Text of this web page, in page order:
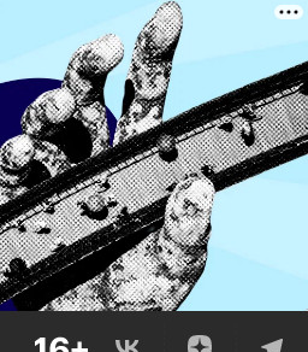
в